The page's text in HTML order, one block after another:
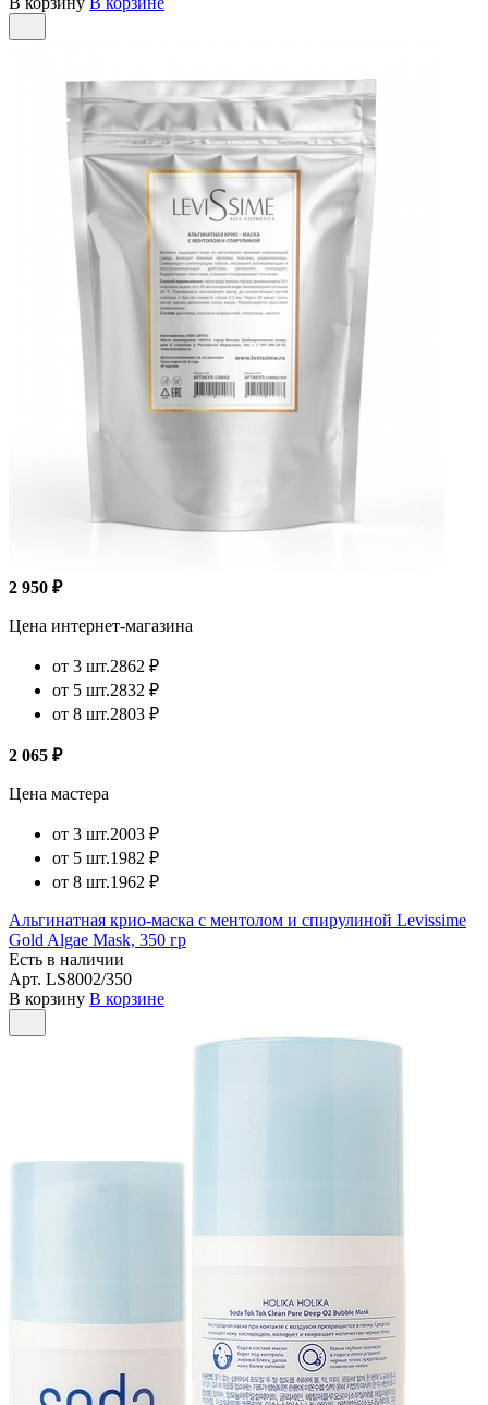
2 950 ₽
Цена интернет-магазина
от 3 шт.2862 ₽
от 5 шт.2832 ₽
от 8 шт.2803 ₽
2 065 ₽
Цена мастера
от 3 шт.2003 ₽
от 5 шт.1982 ₽
от 8 шт.1962 ₽
Альгинатная крио-маска с ментолом и спирулиной Levissime
Gold Algae Mask, 350 гр
Есть в наличии
Арт. LS8002/350
В корзину В корзине